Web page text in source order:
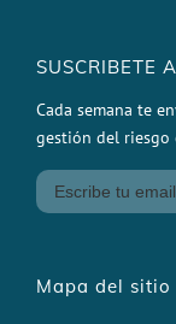
SUSCRIBETE
Cada semana te
gestión del riesgo
Mapa del sitio